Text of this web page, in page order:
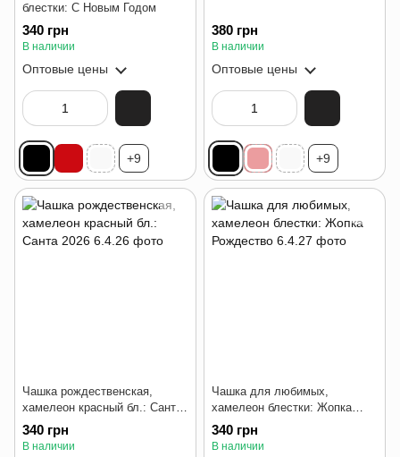
блестки: С Новым Годом
340 грн
В наличии
Оптовые цены
+9
380 грн
В наличии
Оптовые цены
+9
Чашка рождественская,
хамелеон красный бл.: Санта
2026
340 грн
В наличии
Чашка для любимых,
хамелеон блестки: Жопка
Рождество
340 грн
В наличии